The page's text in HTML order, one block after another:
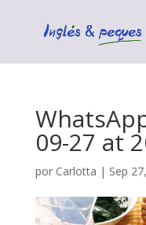
09-27 at
por Carlotta | Sep